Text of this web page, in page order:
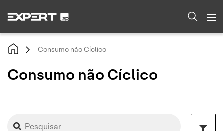
Consumo não Cíclico
Consumo não Cíclico